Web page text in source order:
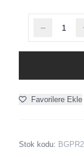
Favorilere Ekle
Stok kodu: